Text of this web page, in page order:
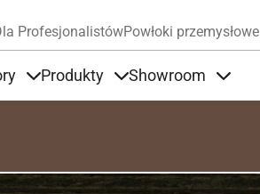
ProfesjonalistówPowłoki przemysłowe
Produkty Showroom